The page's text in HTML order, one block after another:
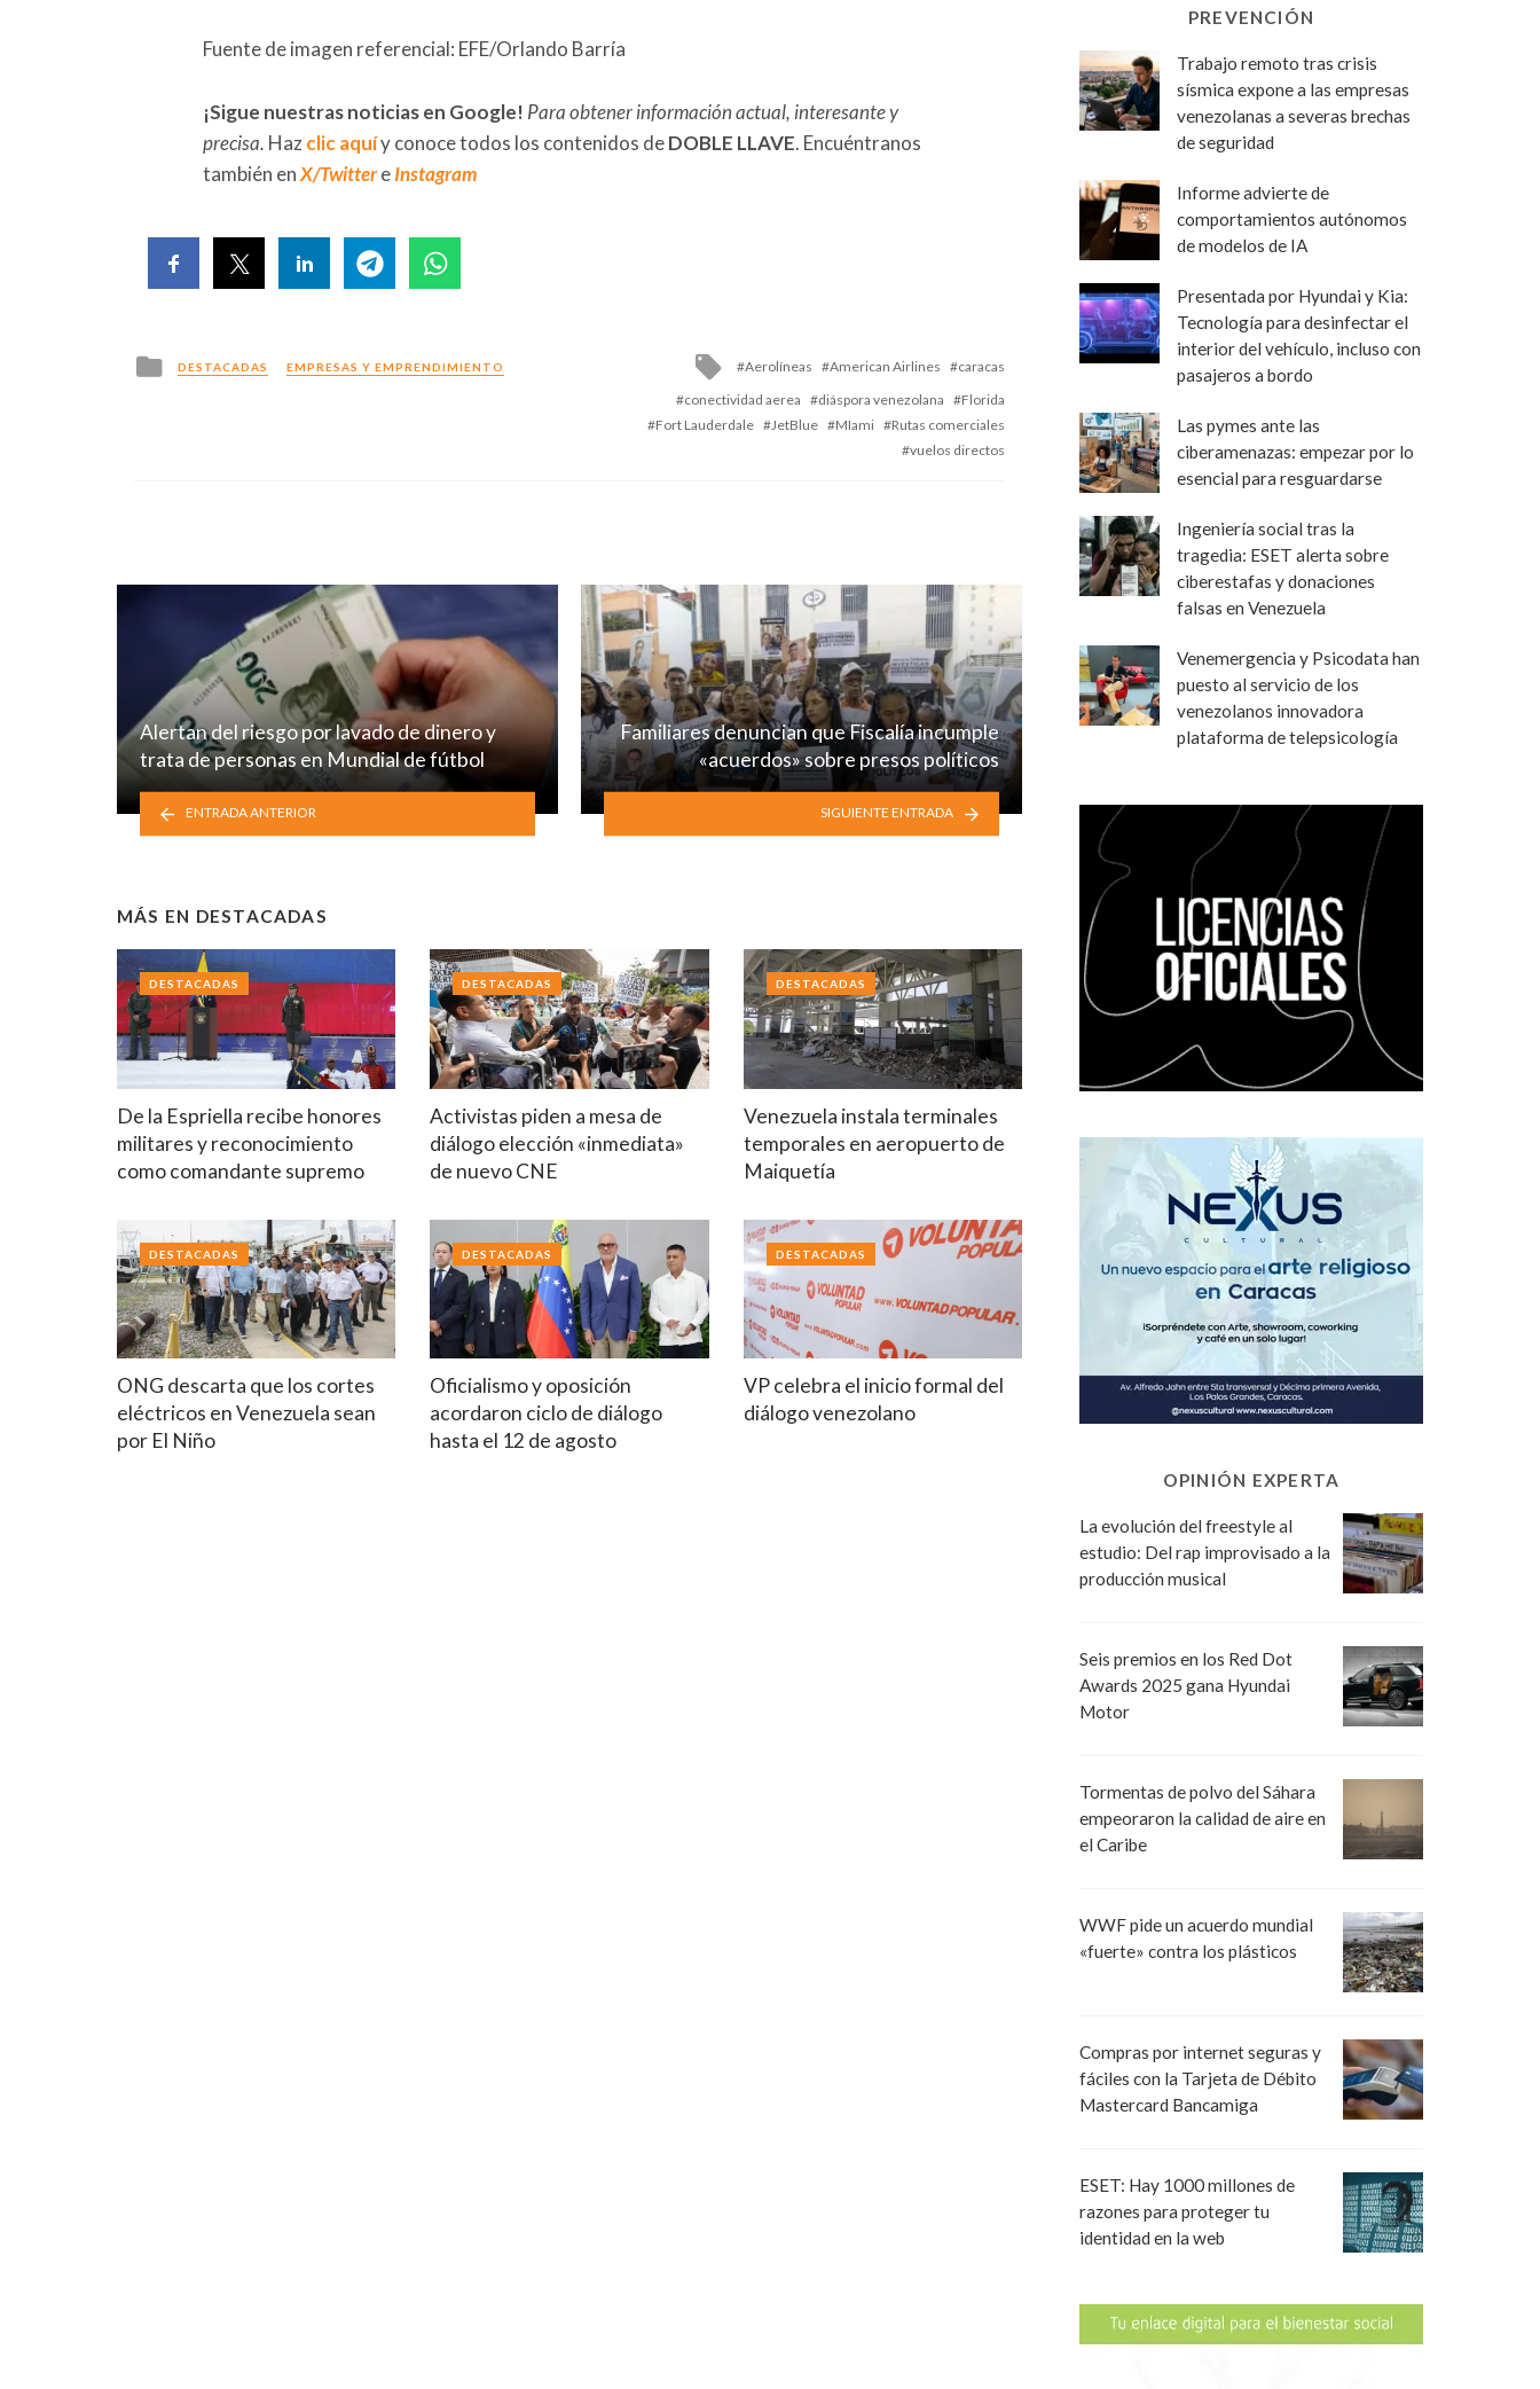
Fuente de imagen referencial: EFE/Orlando Barría
¡Sigue nuestras noticias en Google! Para obtener información actual, interesante y
precisa. Hazclic aquíy conoce todos los contenidos deDOBLE LLAVE. Encuéntranos
también enX/TwittereInstagram
Posted
in
DESTACADAS EMPRESAS Y EMPRENDIMIENTO
Tagged
Aerolíneas American Airlines
caracas
conectividad aerea
diáspora venezolana
Florida
Fort Lauderdale
JetBlue MIami
Rutas comerciales
vuelos directos
Alertan del riesgo por lavado de dinero y
trata de personas en Mundial de fútbol
ENTRADA ANTERIOR
Familiares denuncian que Fiscalía incumple
«acuerdos» sobre presos políticos
SIGUIENTE ENTRADA
MÁS EN DESTACADAS
De la Espriella recibe honores
militares y reconocimiento
como comandante supremo
DESTACADAS
Activistas piden a mesa de
diálogo elección «inmediata»
de nuevo CNE
DESTACADAS
Venezuela instala terminales
temporales en aeropuerto de
Maiquetía
DESTACADAS
ONG descarta que los cortes
eléctricos en Venezuela sean
por El Niño
DESTACADAS
Oficialismo y oposición
acordaron ciclo de diálogo
hasta el 12 de agosto
DESTACADAS
VP celebra el inicio formal del
diálogo venezolano
DESTACADAS
PREVENCIÓN
Trabajo remoto tras crisis
sísmica expone a las empresas
venezolanas a severas brechas
de seguridad
Informe advierte de
comportamientos autónomos
de modelos de IA
Presentada por Hyundai y Kia:
Tecnología para desinfectar el
interior del vehículo, incluso con
pasajeros a bordo
Las pymes ante las
ciberamenazas: empezar por lo
esencial para resguardarse
Ingeniería social tras la
tragedia: ESET alerta sobre
ciberestafas y donaciones
falsas en Venezuela
Venemergencia y Psicodata han
puesto al servicio de los
venezolanos innovadora
plataforma de telepsicología
OPINIÓN EXPERTA
La evolución del freestyle al
estudio: Del rap improvisado a la
producción musical
Seis premios en los Red Dot
Awards 2025 gana Hyundai
Motor
Tormentas de polvo del Sáhara
empeoraron la calidad de aire en
el Caribe
WWF pide un acuerdo mundial
«fuerte» contra los plásticos
Compras por internet seguras y
fáciles con la Tarjeta de Débito
Mastercard Bancamiga
ESET: Hay 1000 millones de
razones para proteger tu
identidad en la web